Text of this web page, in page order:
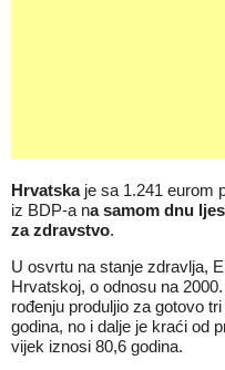
Hrvatska je sa 1.241 eurom
iz BDP-a na samom dnu
za zdravstvo.
U osvrtu na stanje zdravlja,
Hrvatskoj, o odnosu na
rođenju produljio za gotovo
godina, no i dalje je kraći od
vijek iznosi 80,6 godina.